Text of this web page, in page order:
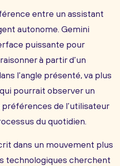
entre un assistant
autonome. Gemini
puissante pour
à partir d’un
l’angle présenté, va plus
pourrait observer un
de l’utilisateur
du quotidien.
dans un mouvement plus
technologiques cherchent